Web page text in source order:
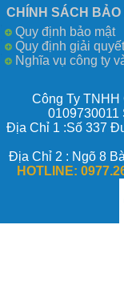
CHÍNH SÁCH BẢO
Quy định bảo mật
Quy định giải
Nghĩa vụ công ty
Công Ty
Địa Chỉ 1 :Số 337
Địa Chỉ 2 : Ngõ 8
HOTLINE: